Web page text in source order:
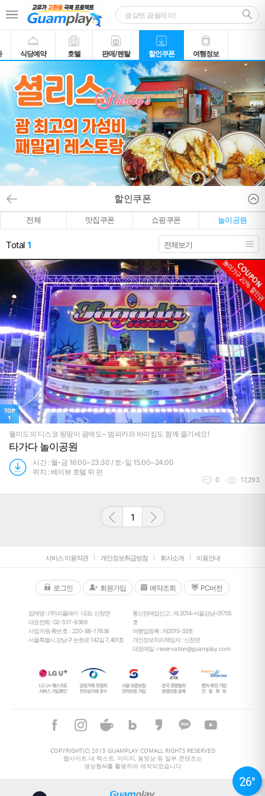
식당예약 호텔 판매/렌탈 할인쿠폰 여행정보
할인쿠폰
전체 맛집쿠폰 쇼핑쿠폰 놀이공원
Total 1
TOP
1
월미도의 디스코 팡팡이 괌에도~ 범퍼카와 바이킹도 함께 즐기세요!
타가다 놀이공원
시간 : 월-금 16:00~23:30 / 토-일 15:00~24:00
위치 : 베이뷰 호텔 뒤 편
0 17,293
1
서비스 이용약관 개인정보취급방침 회사소개 이용안내
로그인 회원가입 예약조회 PC버전
업체명 : (주)피플레이
대표: 신창면
대표전화 :02-517-9369
사업자등록번호 : 220-88-17836
서울특별시 강남구 논현로 142길 7, 401호
통신판매업신고 : 제 2014-서울강남-01705
호
여행업등록 : 제2015-33호
개인정보처리책임자 : 신창면
대표메일 :reservation@guamplay.com
COPYRIGHT(C) 2015 GUAMPLAY.COMALL RIGHTS RESERVED
웹사이트 내 텍스트, 이미지, 동영상 등 일부 콘텐츠는
생성형AI를 활용하여 제작되었습니다
26°